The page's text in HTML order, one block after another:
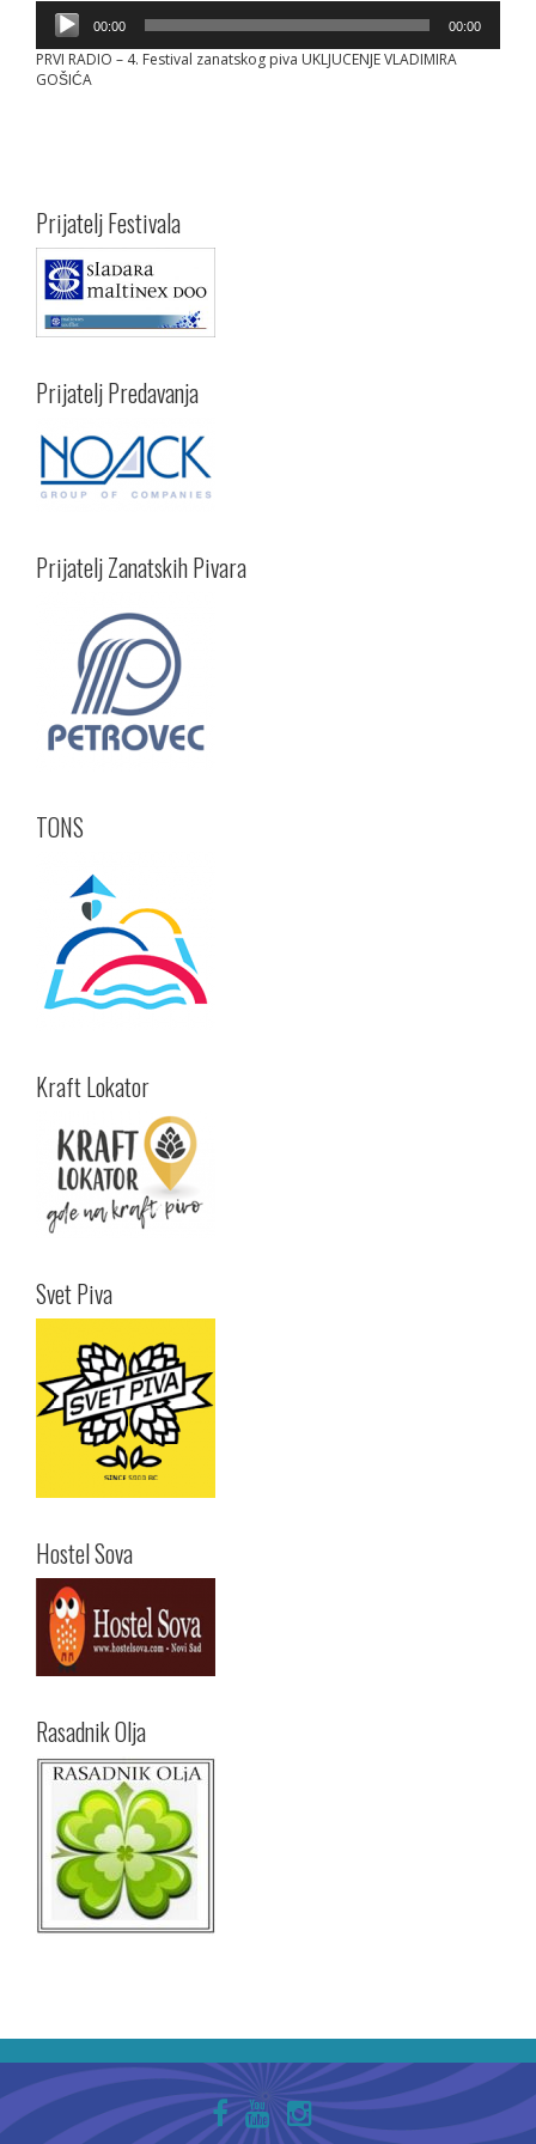
Audio
Player
00:00 00:00
PRVI RADIO – 4. Festival zanatskog piva UKLJUCENJE VLADIMIRA
GOŠIĆA
Prijatelj Festivala
Prijatelj Predavanja
Prijatelj Zanatskih Pivara
TONS
Kraft Lokator
Svet Piva
Hostel Sova
Rasadnik Olja